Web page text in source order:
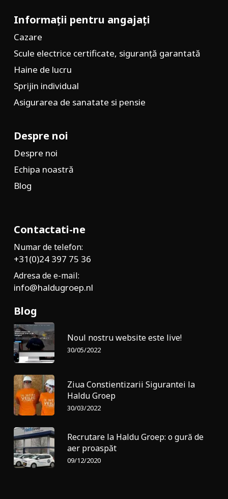
Informații pentru angajați
Cazare
Scule electrice certificate, siguranță garantată
Haine de lucru
Sprijin individual
Asigurarea de sanatate si pensie
Despre noi
Despre noi
Echipa noastră
Blog
Contactati-ne
Numar de telefon:
+31(0)24 397 75 36
Adresa de e-mail:
info@haldugroep.nl
Blog
Noul nostru website este live!
30/05/2022
Ziua Constientizarii Sigurantei la
Haldu Groep
30/03/2022
Recrutare la Haldu Groep: o gură de
aer proaspăt
09/12/2020